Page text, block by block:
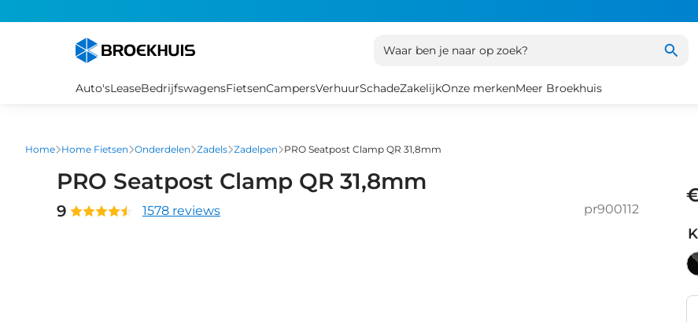
Waar ben je naar op zoek?
Auto'sLeaseBedrijfswagensFietsenCampersVerhuurSchadeZakelijkOnze merkenMeer Broekhuis
Home Home Fietsen Onderdelen Zadels Zadelpen PRO Seatpost Clamp QR 31,8mm
PRO Seatpost Clamp QR 31,8mm
9 1578 reviews pr900112